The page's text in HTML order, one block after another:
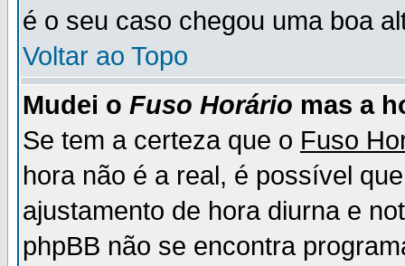
é o seu caso chegou uma boa
Voltar ao Topo
Mudei o Fuso Horário mas a
Se tem a certeza que o Fuso
hora não é a real, é possível
ajustamento de hora diurna e
phpBB não se encontra